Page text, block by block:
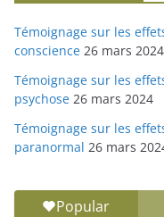
Témoignage sur les
conscience 26 mars 2024
Témoignage sur les
psychose 26 mars 2024
Témoignage sur les
paranormal 26 mars
Popular